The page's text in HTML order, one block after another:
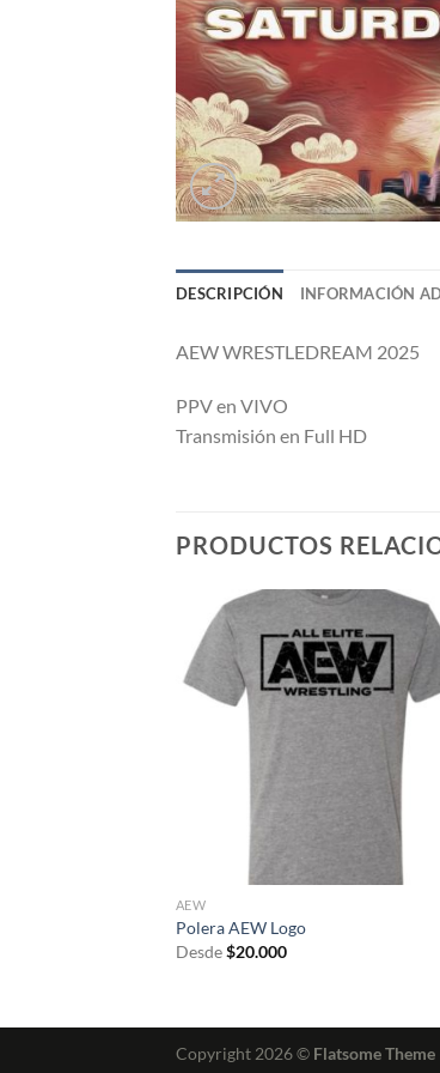
DESCRIPCIÓN INFORMACIÓN
AEW WRESTLEDREAM 2025
PPV en VIVO
Transmisión en Full HD
PRODUCTOS
AEW
Polera AEW Logo
Desde$20.000
Copyright 2026 © Flatsome Theme